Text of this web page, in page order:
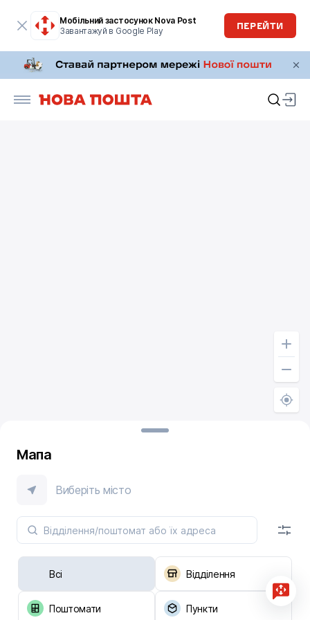
Мобільний застосунок Nova Post
Завантажуй в Google Play
ПЕРЕЙТИ
Мапа
Виберіть місто
Всі Відділення
Поштомати Пункти